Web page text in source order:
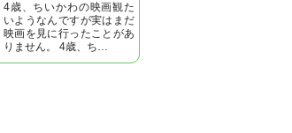
4歳、ちいかわの映画観た
いようなんですが実はまだ
映画を見に行ったことがあ
りません。 4歳、ち…